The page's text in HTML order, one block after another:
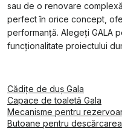
sau de o renovare
perfect în orice concept,
performanță. Alegeți GALA
funcționalitate proiectului
Cădițe de duș Gala
Capace de toaletă Gala
Mecanisme pentru
Butoane pentru